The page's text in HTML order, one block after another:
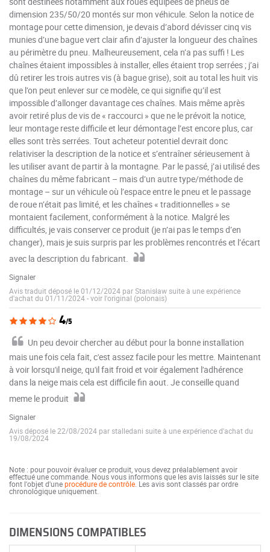
dimension 235/50/20 montés sur mon véhicule. Selon la notice de
montage pour cette dimension, je devais d’abord dévisser cinq vis
munies d’une bague vert clair afin d’ajuster la longueur des chaînes
au périmètre du pneu. Malheureusement, cela n’a pas suffi ! Les
chaînes étaient impossibles à installer, elles étaient trop serrées ; j’ai
dû retirer les trois autres vis (à bague grise), soit au total les huit vis
que l’on peut enlever sur ce modèle, ce qui signifie qu’il est
impossible d’allonger davantage ces chaînes. Mais même après
avoir retiré plus de vis de « raccourci » que ne le prévoit la notice,
leur montage reste difficile et leur démontage l’est encore plus, car
elles sont très serrées. Tout acheteur potentiel devrait donc
relativiser la description de la notice et s’entraîner sérieusement à
les utiliser avant de partir à la montagne. Par le passé, j’ai utilisé des
chaînes du même fabricant – mais d’un autre type/méthode de
montage – sur un véhicule où l’espace entre le pneu et le passage
de roue n’était pas limité, et les chaînes « traditionnelles » se
montaient facilement, conformément à la notice. Malgré les
difficultés, je vais conserver ce produit (je n’ai pas le temps d’en
changer), mais je suis surpris par les problèmes rencontrés et l’écart
avec la description du fabricant.
Signaler
Avis traduit déposé le 01/12/2024 par Stanisław suite à une expérience
d'achat du 01/11/2024-voir l'original (polonais)
4/5
Un peu devoir chercher au début pour la bonne installation
mais une fois cela fait, c'est assez facile pour les mettre. Maintenant
à voir lorsqu'il neige, qu'il fait froid et voir également l'adhérence
dans la neige mais cela est difficile fin aout. Je conseille quand
meme le produit
Signaler
Avis déposé le 22/08/2024 par stalledani suite à une expérience d'achat du
19/08/2024
Note : pour pouvoir évaluer ce produit, vous devez préalablement avoir
effectué une commande. Nous vous informons que les avis laissés sur le site
font l'objet d'uneprocédure de contrôle . Les avis sont classés par ordre
chronologique uniquement.
DIMENSIONS COMPATIBLES